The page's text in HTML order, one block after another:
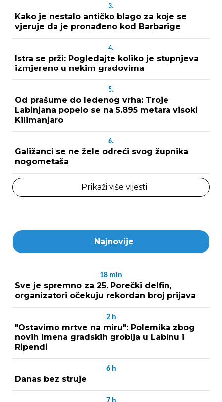
3.
Kako je nestalo antičko blago za koje se
vjeruje da je pronađeno kod Barbarige
4.
Istra se prži: Pogledajte koliko je stupnjeva
izmjereno u nekim gradovima
5.
Od prašume do ledenog vrha: Troje
Labinjana popelo se na 5.895 metara visoki
Kilimanjaro
6.
Galižanci se ne žele odreći svog župnika
nogometaša
Prikaži više vijesti
Najnovije
18 min
Sve je spremno za 25. Porečki delfin,
organizatori očekuju rekordan broj prijava
2 h
"Ostavimo mrtve na miru": Polemika zbog
novih imena gradskih groblja u Labinu i
Ripendi
6 h
Danas bez struje